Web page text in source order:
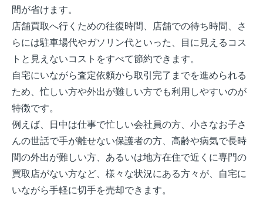
間が省けます。
店舗買取へ行くための往復時間、店舗での待ち時間、さ
らには駐車場代やガソリン代といった、目に見えるコス
トと見えないコストをすべて節約できます。
自宅にいながら査定依頼から取引完了までを進められる
ため、忙しい方や外出が難しい方でも利用しやすいのが
特徴です。
例えば、日中は仕事で忙しい会社員の方、小さなお子さ
んの世話で手が離せない保護者の方、高齢や病気で長時
間の外出が難しい方、あるいは地方在住で近くに専門の
買取店がない方など、様々な状況にある方々が、自宅に
いながら手軽に切手を売却できます。